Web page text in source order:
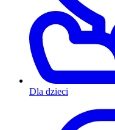
Dla dzieci